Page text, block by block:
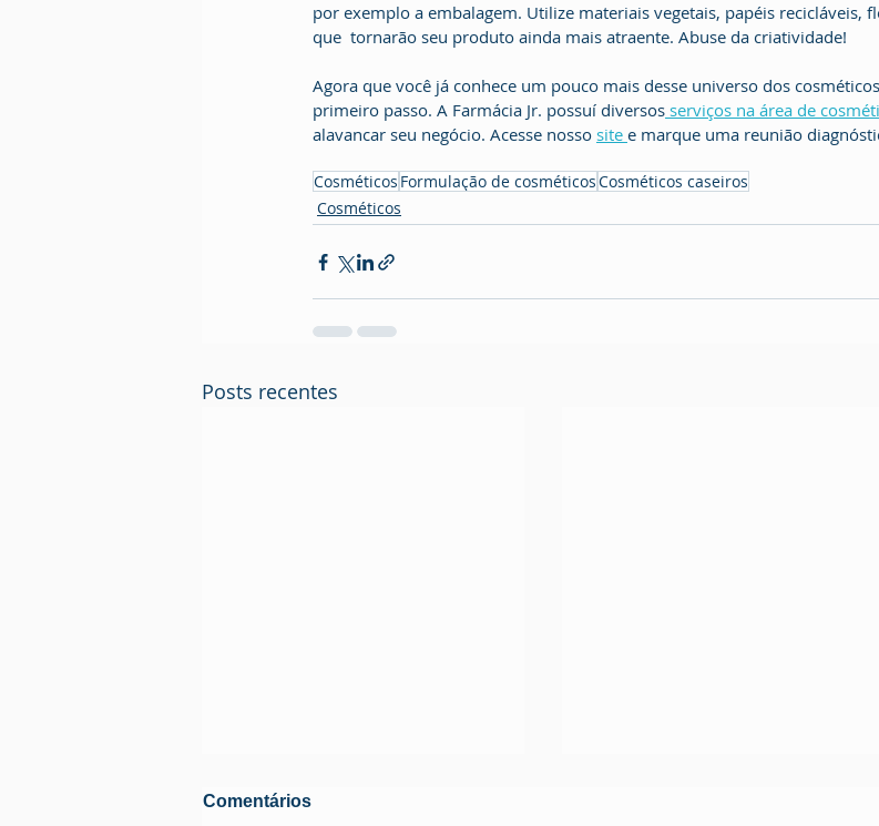
por exemplo a embalagem. Utilize materiais vegetais, papéis recicláveis,
que  tornarão seu produto ainda mais atraente. Abuse da criatividade!
Agora que você já conhece um pouco mais desse universo dos
primeiro passo. A Farmácia Jr. possuí diversos serviços na área de
alavancar seu negócio. Acesse nosso site e marque uma reunião
Cosméticos Formulação de cosméticosCosméticos caseiros
Cosméticos
Posts recentes
Comentários